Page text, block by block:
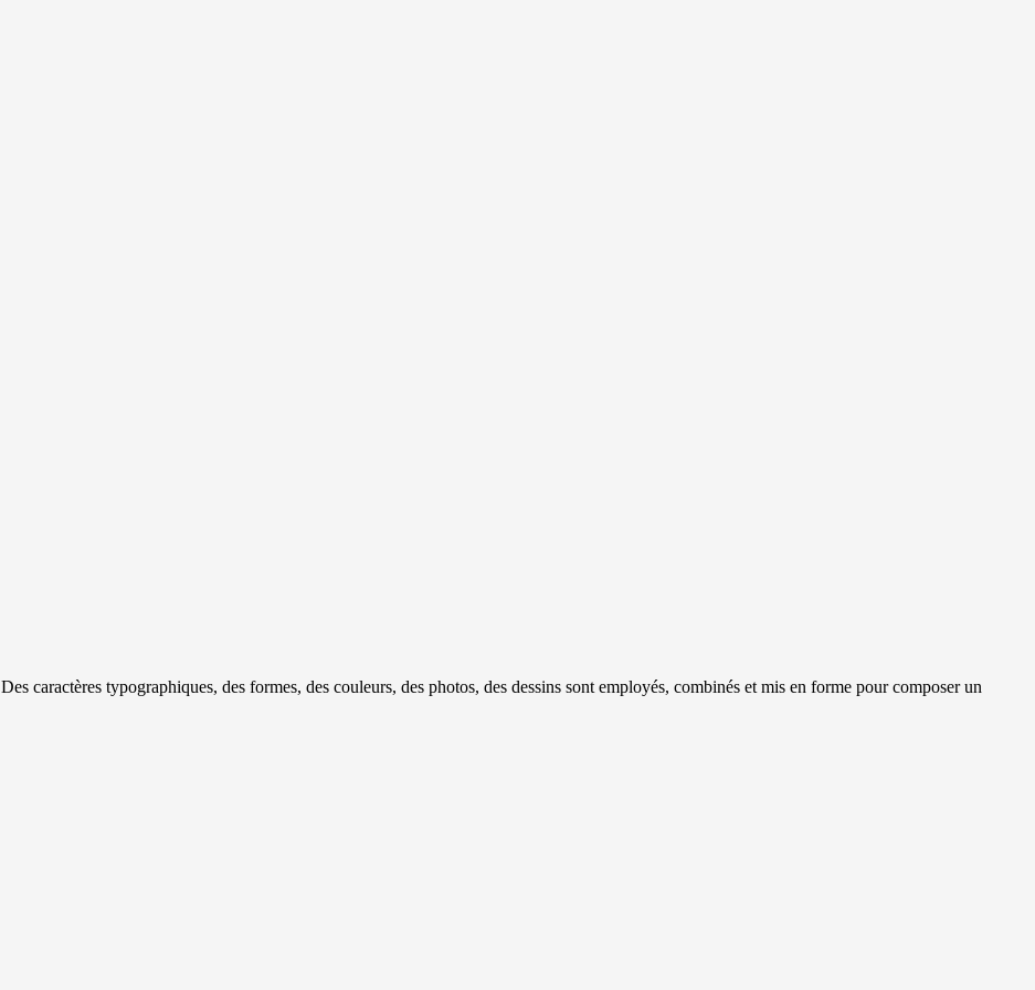
Des caractères typographiques, des formes, des couleurs, des photos, des dessins sont employés, combinés et mis en forme pour composer un